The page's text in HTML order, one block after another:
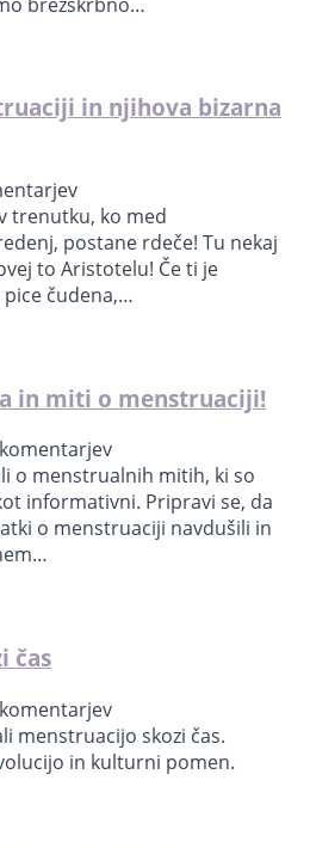
in njihova bizarna
trenutku, ko med
postane rdeče! Tu nekaj
to Aristotelu! Če ti je
čudena,…
in miti o menstruaciji!
o menstrualnih mitih, ki so
informativni. Pripravi se, da
o menstruaciji navdušili in
čas
menstruacijo skozi čas.
in kulturni pomen.